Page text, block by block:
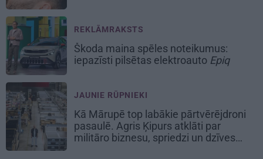
REKLĀMRAKSTS
Škoda maina spēles noteikumus:
iepazīsti pilsētas elektroauto Epiq
JAUNIE RŪPNIEKI
Kā Mārupē top labākie pārtvērējdroni
pasaulē. Agris Ķipurs atklāti par
militāro biznesu, spriedzi un dzīves